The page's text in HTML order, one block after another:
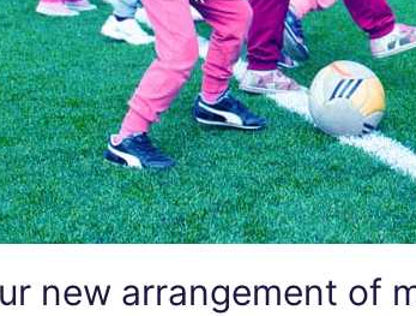
new arrangement of